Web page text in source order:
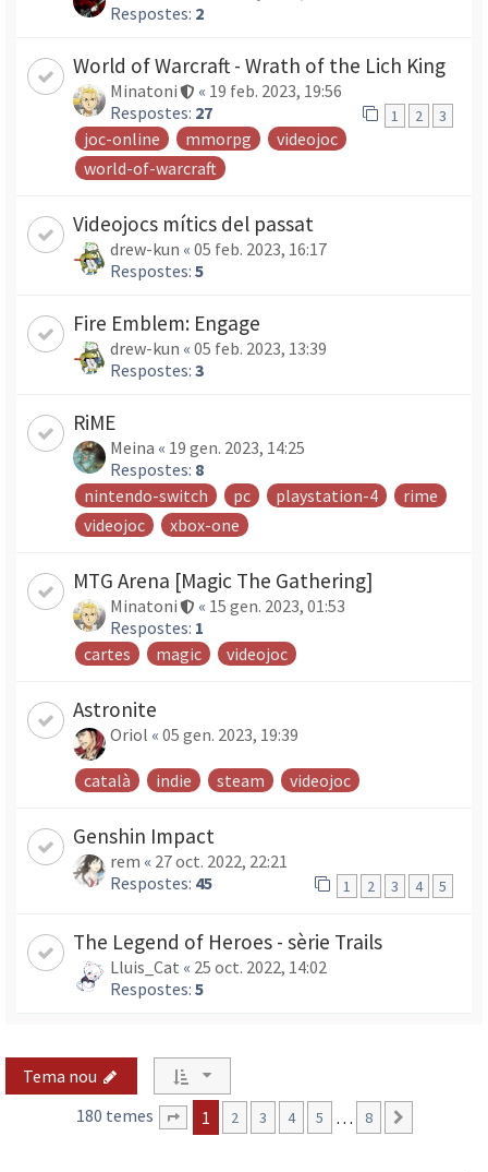
Respostes: 2
World of Warcraft - Wrath of the Lich King
Minatoni « 19 feb. 2023, 19:56
Respostes: 27 1 2 3
joc-online mmorpg
videojoc
world-of-warcraft
Videojocs mítics del passat
drew-kun « 05 feb. 2023, 16:17
Respostes: 5
Fire Emblem: Engage
drew-kun « 05 feb. 2023, 13:39
Respostes: 3
RiME
Meina « 19 gen. 2023, 14:25
Respostes: 8
nintendo-switch
pc playstation-4
rime
videojoc
xbox-one
MTG Arena [Magic The Gathering]
Minatoni « 15 gen. 2023, 01:53
Respostes: 1
cartes
magic videojoc
Astronite
Oriol « 05 gen. 2023, 19:39
català indie steam videojoc
Genshin Impact
rem « 27 oct. 2022, 22:21
Respostes: 45 1 2 3 4 5
The Legend of Heroes - sèrie Trails
Lluis_Cat « 25 oct. 2022, 14:02
Respostes: 5
Tema nou
180 temes
Pàgina 1de8
1 2 3 4 5 … 8